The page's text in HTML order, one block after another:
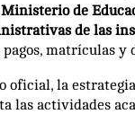
de
de las
matrículas y
oficial, la
las actividades